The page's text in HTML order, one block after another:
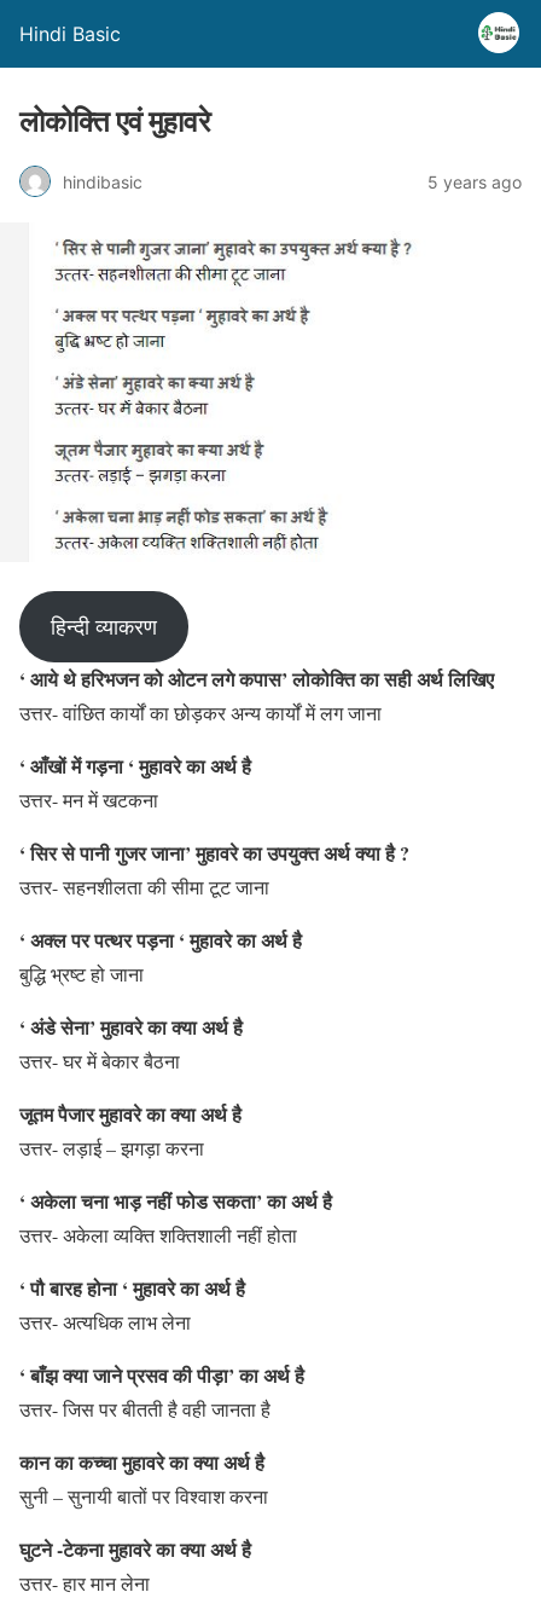
Hindi Basic
लोकोक्ति एवं मुहावरे
hindibasic 5 years ago
हिन्दी व्याकरण
‘ आये थे हरिभजन को ओटन लगे कपास’ लोकोक्ति का सही अर्थ लिखिए
उत्तर- वांछित कार्यों का छोड़कर अन्य कार्यों में लग जाना
‘ आँखों में गड़ना ‘ मुहावरे का अर्थ है
उत्तर- मन में खटकना
‘ सिर से पानी गुजर जाना’ मुहावरे का उपयुक्त अर्थ क्या है ?
उत्तर- सहनशीलता की सीमा टूट जाना
‘ अक्ल पर पत्थर पड़ना ‘ मुहावरे का अर्थ है
बुद्धि भ्रष्ट हो जाना
‘ अंडे सेना’ मुहावरे का क्या अर्थ है
उत्तर- घर में बेकार बैठना
जूतम पैजार मुहावरे का क्या अर्थ है
उत्तर- लड़ाई – झगड़ा करना
‘ अकेला चना भाड़ नहीं फोड सकता’ का अर्थ है
उत्तर- अकेला व्यक्ति शक्तिशाली नहीं होता
‘ पौ बारह होना ‘ मुहावरे का अर्थ है
उत्तर- अत्यधिक लाभ लेना
‘ बाँझ क्या जाने प्रसव की पीड़ा’ का अर्थ है
उत्तर- जिस पर बीतती है वही जानता है
कान का कच्चा मुहावरे का क्या अर्थ है
सुनी – सुनायी बातों पर विश्वाश करना
घुटने -टेकना मुहावरे का क्या अर्थ है
उत्तर- हार मान लेना